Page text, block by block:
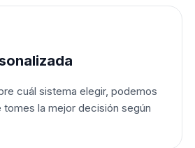
cuál sistema elegir, podemos
tomes la mejor decisión según